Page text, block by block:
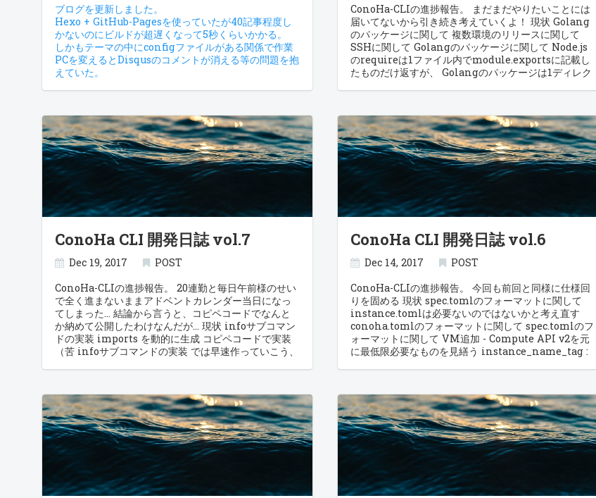
ブログを更新しました。
Hexo + GitHub-Pagesを使っていたが40記事程度し
かないのにビルドが超遅くなって5秒くらいかかる。
しかもテーマの中にconfigファイルがある関係で作業
PCを変えるとDisqusのコメントが消える等の問題を抱
えていた。
してみた。
めっちゃ楽ちん速攻でハマった。
ConoHa-CLIの進捗報告。 まだまだやりたいことには
届いてないから引き続き考えていくよ！ 現状 Golang
のパッケージに関して 複数環境のリリースに関して
SSHに関して Golangのパッケージに関して Node.js
のrequireは1ファイル内でmodule.exportsに記載し
たものだけ返すが、 Golangのパッケージは1ディレク
になる。 今回Go初挑戦ということで適当に作ったパッ
ケージがあまり使い物にならないので見直す必要が出
てきた。 現状の問題点としては、conf.Read()関数が
configファイルを返す為、spec.tomlを操ろうと思っ
たらRead関数が使用済みの為に困ってしまう。 一旦は
この2つにリファクタリングしよう。 config
endpoints 書籍を購入して勉強しているのだが、ディ
レクトリによるパッケージはサブディレクトリを切れ
思える。 この辺を視野にいれて調査していこう。 参考
サイト: パッケージについて - はじめてのGo言語 Go言
語入門 複数環境のリリースに関して GitHubではタグ
ナリファイルをGitHub上に設置出来るらしい。 64bit
のWindows、Mac、Linuxの3つくらいは上げておき
たいから勉強必須。 ゆくゆくはMakefileかなんかで
一撃でリリース出来るようにしたい。 参考サイト: Go
のクロスコンパイル環境構築 - Qiita privateな
GitHub Releaseページのリリース物をcurl+jqでダウ
にはSSHパッケージがデフォルトで用意されており、
osの標準入力/出力につなげてやると簡単に実装出来る
とのこと。 これによりWindows環境でも（多分）動
作するSSHになりうる。 でもメインが電車によるSSH
接続なのでMoshにも対応したいなあ。。。 というわ
けで、もう少し調査した後に再開という形になる。 参
考サイト: Windows からも ssh でリモートコマンド
実行したい、それ golang で出来るよ artyom/mosh
ConoHa CLI 開発日誌 vol.7
Dec 19, 2017
POST
ConoHa-CLIの進捗報告。 20連勤と毎日午前様のせい
で全く進まないままアドベントカレンダー当日になっ
てしまった… 結論から言うと、コピペコードでなんと
か納めて公開したわけなんだが… 現状 infoサブコマン
ドの実装 imports を動的に生成 コピペコードで実装
（苦 infoサブコマンドの実装 では早速作っていこう、
service.tyo1.conoha.io/v2/images", "flavors":
"https://compute.tyo1.conoha.io/v2/1864e71d2deb46f6b47526b69c65a45d/flavors",
} …ってのっけからテナントID求めるのかよ。 ん〜…%s
で引っ掛けてfmt.Sprintf使うか imports を動的に生
成 Vim使いなのでシンタックスハイライト用にvim-
goを入れていたが、 どうやらimportsを自動的に表現
してくれるコマンドがあるらしいとのこと。
hnakamur/vim-go-tutorial-ja - GitHub インポー
ConoHa CLI 開発日誌 vol.6
Dec 14, 2017
POST
ConoHa-CLIの進捗報告。 今回も前回と同様に仕様回
りを固める 現状 spec.tomlのフォーマットに関して
instance.tomlは必要ないのではないかと考え直す
conoha.tomlのフォーマットに関して spec.tomlのフ
ォーマットに関して VM追加 - Compute API v2を元
に最低限必要なものを見繕う instance_name_tag :
えたら意外と少なくいけるな。 ユーザースクリプトが
API越しだとcloud-configオンリーなのが悲しい。 と
ころで、考えないようにしてたけどこのイメージとVM
プランのUUIDとはなんぞや？ イメージ一覧画面を見
たが何も書いて無かったので、 VM追加 - Compute
API v2のページから推測しよう。 Request Json (最
低指定時) { "server": { "imageRef": "1f7bcc63-4a18-
4371-85b1-bcdd4301ff31", "flavorRef": "b60acd11-